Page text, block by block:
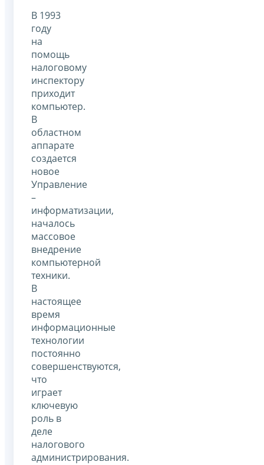
В 1993
году
на
помощь
налоговому
инспектору
приходит
компьютер.
В
областном
аппарате
создается
новое
Управление
–
информатизации,
началось
массовое
внедрение
компьютерной
техники.
В
настоящее
время
информационные
технологии
постоянно
совершенствуются,
что
играет
ключевую
роль в
деле
налогового
администрирования.